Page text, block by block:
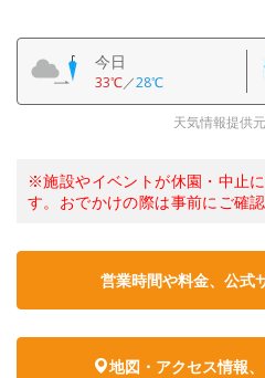
今日
33℃／28℃
天気情報提供
※施設やイベントが休園・中止
す。おでかけの際は事前にご確認
営業時間や料金、公式
地図・アクセス情報